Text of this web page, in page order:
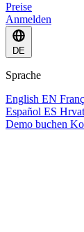
Preise
Anmelden
DE
Sprache
English EN
Español ES
Demo buchen